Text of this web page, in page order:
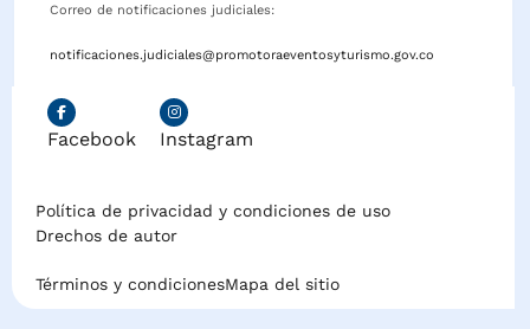
Correo de notificaciones judiciales:
notificaciones.judiciales@promotoraeventosyturismo.gov.co
Facebook Instagram
Política de privacidad y condiciones de uso
Drechos de autor
Términos y condicionesMapa del sitio